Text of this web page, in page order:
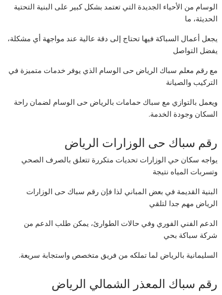
الوسام من الأحياء الجديدة التي تعتمد بشكل كبير على البنية التحتية
الحديثة، ما
يجعل أعمال السباكة فيها تحتاج إلى دقة عالية عند مواجهة أي مشكلة،
يفضل التواصل
مع رقم معلم سباك الرياض حى الوسام الذي يوفر خدمات متميزة في
التركيب والصيانة
ويعمل بالتوازي مع سباك حمامات بالرياض حى الوسام لضمان راحة
السكان وجودة الخدمة.
رقم سباك حى الوزارات الرياض
يواجه سكان حي الوزارات تحديات متكررة تتعلق بالصرف الصحي
وتسربات المياه نتيجة
البنية القديمة في بعض المباني لذا فإن رقم سباك حى الوزارات
الرياض مهم جدا لتلقي
الدعم الفني الفوري وفي حالات الطوارئ، يمكن طلب الدعم من
شركة سباكة بحي
السليمانية بالرياض لما تملكه من فريق متخصص واستجابة سريعة.
رقم سباك المعذر الشمالي الرياض